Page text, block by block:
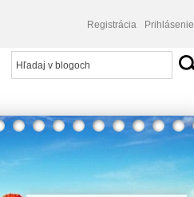
Registrácia Prihlásenie